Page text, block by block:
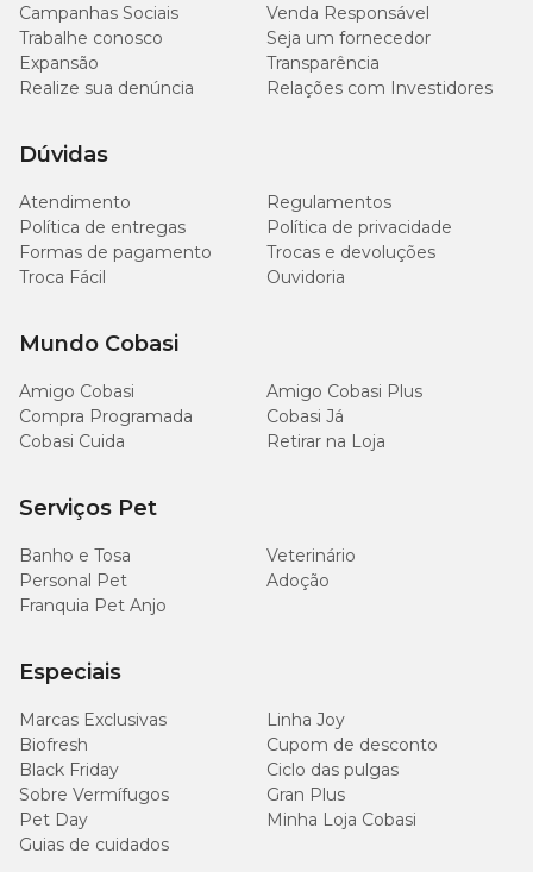
Campanhas Sociais
Venda Responsável
Trabalhe conosco
Seja um fornecedor
Expansão
Transparência
Realize sua denúncia
Relações com Investidores
Dúvidas
Atendimento
Regulamentos
Política de entregas
Política de privacidade
Formas de pagamento
Trocas e devoluções
Troca Fácil
Ouvidoria
Mundo Cobasi
Amigo Cobasi
Amigo Cobasi Plus
Compra Programada
Cobasi Já
Cobasi Cuida
Retirar na Loja
Serviços Pet
Banho e Tosa
Veterinário
Personal Pet
Adoção
Franquia Pet Anjo
Especiais
Marcas Exclusivas
Linha Joy
Biofresh
Cupom de desconto
Black Friday
Ciclo das pulgas
Sobre Vermífugos
Gran Plus
Pet Day
Minha Loja Cobasi
Guias de cuidados